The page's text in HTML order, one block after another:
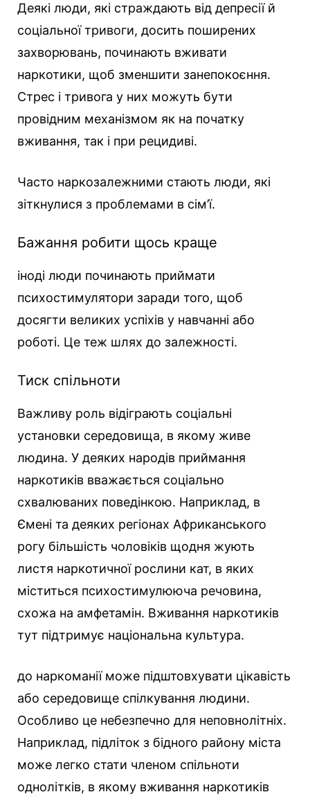
Деякі люди, які страждають від депресії й
соціальної тривоги, досить поширених
захворювань, починають вживати
наркотики, щоб зменшити занепокоєння.
Стрес і тривога у них можуть бути
провідним механізмом як на початку
вживання, так і при рецидиві.
Часто наркозалежними стають люди, які
зіткнулися з проблемами в сім’ї.
Бажання робити щось краще
іноді люди починають приймати
психостимулятори заради того, щоб
досягти великих успіхів у навчанні або
роботі. Це теж шлях до залежності.
Тиск спільноти
Важливу роль відіграють соціальні
установки середовища, в якому живе
людина. У деяких народів приймання
наркотиків вважається соціально
схвалюваних поведінкою. Наприклад, в
Ємені та деяких регіонах Африканського
рогу більшість чоловіків щодня жують
листя наркотичної рослини кат, в яких
міститься психостимулююча речовина,
схожа на амфетамін. Вживання наркотиків
тут підтримує національна культура.
до наркоманії може підштовхувати цікавість
або середовище спілкування людини.
Особливо це небезпечно для неповнолітніх.
Наприклад, підліток з бідного району міста
може легко стати членом спільноти
однолітків, в якому вживання наркотиків